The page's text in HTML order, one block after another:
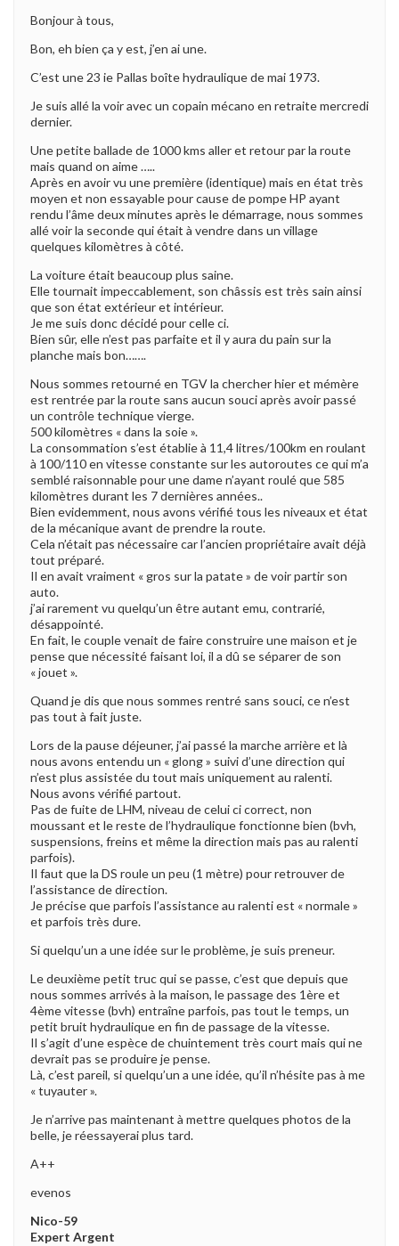
Bonjour à tous,
Bon, eh bien ça y est, j’en ai une.
C’est une 23 ie Pallas boîte hydraulique de mai 1973.
Je suis allé la voir avec un copain mécano en retraite mercredi
dernier.
Une petite ballade de 1000 kms aller et retour par la route
mais quand on aime …..
Après en avoir vu une première (identique) mais en état très
moyen et non essayable pour cause de pompe HP ayant
rendu l’âme deux minutes après le démarrage, nous sommes
allé voir la seconde qui était à vendre dans un village
quelques kilomètres à côté.
La voiture était beaucoup plus saine.
Elle tournait impeccablement, son châssis est très sain ainsi
que son état extérieur et intérieur.
Je me suis donc décidé pour celle ci.
Bien sûr, elle n’est pas parfaite et il y aura du pain sur la
planche mais bon…….
Nous sommes retourné en TGV la chercher hier et mémère
est rentrée par la route sans aucun souci après avoir passé
un contrôle technique vierge.
500 kilomètres « dans la soie ».
La consommation s’est établie à 11,4 litres/100km en roulant
à 100/110 en vitesse constante sur les autoroutes ce qui m’a
semblé raisonnable pour une dame n’ayant roulé que 585
kilomètres durant les 7 dernières années..
Bien evidemment, nous avons vérifié tous les niveaux et état
de la mécanique avant de prendre la route.
Cela n’était pas nécessaire car l’ancien propriétaire avait déjà
tout préparé.
Il en avait vraiment « gros sur la patate » de voir partir son
auto.
j’ai rarement vu quelqu’un être autant emu, contrarié,
désappointé.
En fait, le couple venait de faire construire une maison et je
pense que nécessité faisant loi, il a dû se séparer de son
« jouet ».
Quand je dis que nous sommes rentré sans souci, ce n’est
pas tout à fait juste.
Lors de la pause déjeuner, j’ai passé la marche arrière et là
nous avons entendu un « glong » suivi d’une direction qui
n’est plus assistée du tout mais uniquement au ralenti.
Nous avons vérifié partout.
Pas de fuite de LHM, niveau de celui ci correct, non
moussant et le reste de l’hydraulique fonctionne bien (bvh,
suspensions, freins et même la direction mais pas au ralenti
parfois).
Il faut que la DS roule un peu (1 mètre) pour retrouver de
l’assistance de direction.
Je précise que parfois l’assistance au ralenti est « normale »
et parfois très dure.
Si quelqu’un a une idée sur le problème, je suis preneur.
Le deuxième petit truc qui se passe, c’est que depuis que
nous sommes arrivés à la maison, le passage des 1ère et
4ème vitesse (bvh) entraîne parfois, pas tout le temps, un
petit bruit hydraulique en fin de passage de la vitesse.
Il s’agit d’une espèce de chuintement très court mais qui ne
devrait pas se produire je pense.
Là, c’est pareil, si quelqu’un a une idée, qu’il n’hésite pas à me
« tuyauter ».
Je n’arrive pas maintenant à mettre quelques photos de la
belle, je réessayerai plus tard.
A++
evenos
Nico-59
Expert Argent